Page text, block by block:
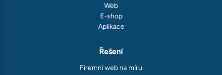
Web
E-shop
Aplikace
Řešení
Firemní web na míru